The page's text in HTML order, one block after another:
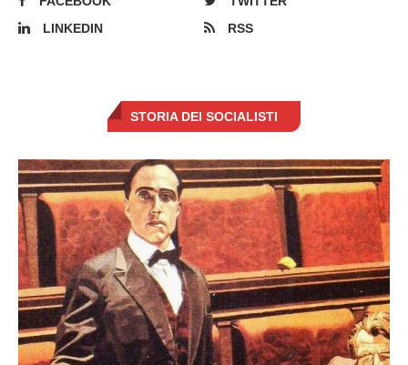
LINKEDIN
RSS
STORIA DEI SOCIALISTI